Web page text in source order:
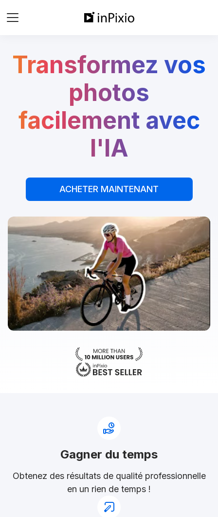
Transformez vos
photos
facilement avec
l'IA
ACHETER MAINTENANT
Gagner du temps
Obtenez des résultats de qualité professionnelle
en un rien de temps !